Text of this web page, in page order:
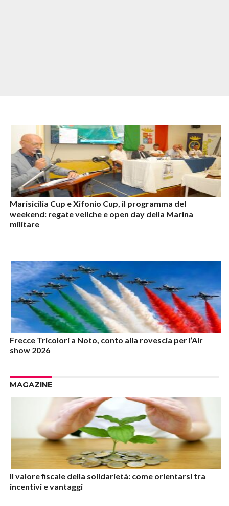
Marisicilia Cup e Xifonio Cup, il programma del
weekend: regate veliche e open day della Marina
militare
Frecce Tricolori a Noto, conto alla rovescia per l’Air
show 2026
MAGAZINE
Il valore fiscale della solidarietà: come orientarsi tra
incentivi e vantaggi